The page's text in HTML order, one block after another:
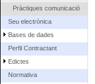
Pràctiques comunicació
Seu electrònica
Bases de dades
Perfil Contractant
Edictes
Normativa